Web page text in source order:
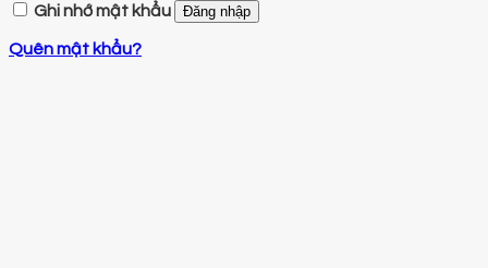
Ghi nhớ mật khẩu Đăng nhập
Quên mật khẩu?